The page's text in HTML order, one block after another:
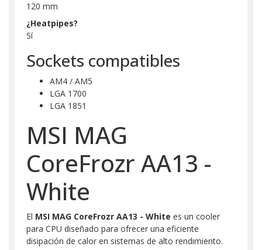
120 mm
¿Heatpipes?
Sí
Sockets compatibles
AM4 / AM5
LGA 1700
LGA 1851
MSI MAG
CoreFrozr AA13 -
White
El MSI MAG CoreFrozr AA13 - White es un cooler
para CPU diseñado para ofrecer una eficiente
disipación de calor en sistemas de alto rendimiento.